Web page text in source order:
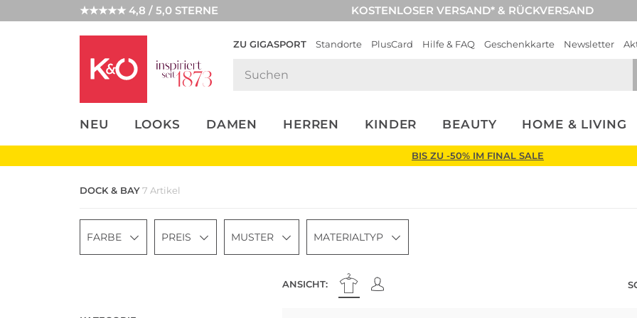
★★★★★ 4,8 / 5,0 STERNE KOSTENLOSER VERSAND* & RÜCKVERSAND
ZU GIGASPORT Standorte PlusCard Hilfe & FAQ Geschenkkarte Newsletter
NEU LOOKS DAMEN HERREN KINDER BEAUTY HOME & LIVING
UNSERE APP
CLICK &
BIS ZU -50% IM FINAL SALE
DOCK & BAY7 Artikel
FARBE PREIS MUSTER MATERIALTYP
ANSICHT: